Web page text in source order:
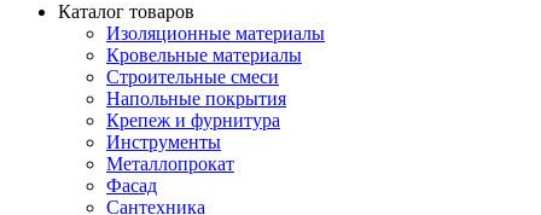
Каталог товаров
Изоляционные материалы
Кровельные материалы
Строительные смеси
Напольные покрытия
Крепеж и фурнитура
Инструменты
Металлопрокат
Фасад
Сантехника